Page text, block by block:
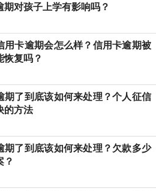
期对孩子上学有影响吗？
用卡逾期会怎么样？信用卡逾期被
恢复吗？
期了到底该如何来处理？个人征信
的方法
期了到底该如何来处理？欠款多少
？